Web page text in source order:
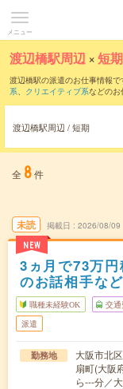
メニュー
渡辺橋駅周辺 ×短期
渡辺橋駅の派遣のお仕事情報で
系、 クリエイティブ系などのお
渡辺橋駅周辺 / 短期
全 8件
未読
NEW
掲載日 2026/08/09
3ヵ月で73万
のお話相手など
職種未経験OK 交通
派遣
勤務地
大阪市北区
扇町(大阪
ら---分／